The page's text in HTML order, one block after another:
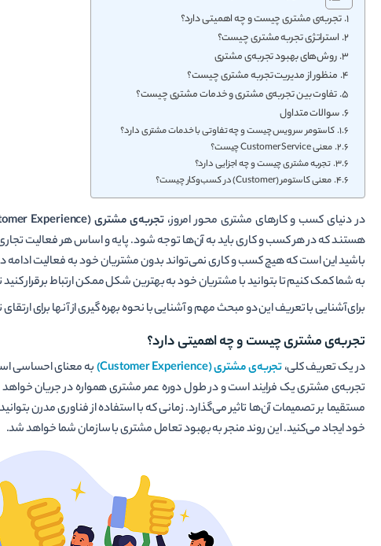
تجربه‌ی مشتری چیست و چه اهمیتی دارد؟
استراتژی تجربه مشتری چیست؟
روش‌های بهبود تجربه‌ی مشتری
منظور از مدیریت تجربه مشتری چیست؟
تفاوت بین تجربه‌ی مشتری و خدمات مشتری چیست؟
سوالات متداول
کاستومر سرویس چیست و چه تفاوتی با خدمات مشتری دارد؟
معنی Customer Service چیست؟
تجربه مشتری چیست و چه اجزایی دارد؟
معنی کاستومر (Customer) در کسب‌وکار چیست؟
در دنیای کسب و کارهای مشتری محور امروز،تجربه‌ی مشتری (Customer Experience)
هستند که در هر کسب و کاری باید به آن‌ها توجه شود. پایه و اساس هر فعالیت
باشید این است که هیچ کسب و کاری نمی‌تواند بدون مشتریان خود به فعالیت
به شما کمک کنیم تا بتوانید با مشتریان خود به بهترین شکل ممکن ارتباط برقرار
برای آشنایی با تعریف این دو مبحث مهم و آشنایی با نحوه بهره­ گیری از آن­ها برای
تجربه‌ی مشتری چیست و چه اهمیتی دارد؟
در یک تعریف کلی،تجربه‌ی مشتری (Customer Experience)
به معنای احساسی
تجربه‌ی مشتری یک فرایند است و در طول دوره عمر مشتری همواره در جریان
مستقیما بر تصمیمات آن‌ها تاثیر می‌گذارد. زمانی که با استفاده از فناوری مدرن
خود ایجاد می­‌کنید. این روند منجر به بهبود تعامل مشتری با سازمان شما خواهد شد.